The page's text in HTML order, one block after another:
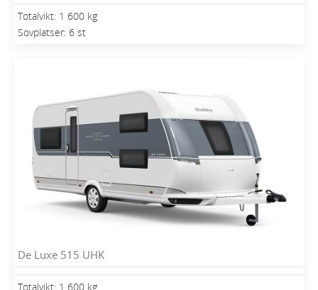
Totalvikt: 1 600 kg
Sovplatser: 6 st
De Luxe 515 UHK
Totalvikt: 1 600 kg